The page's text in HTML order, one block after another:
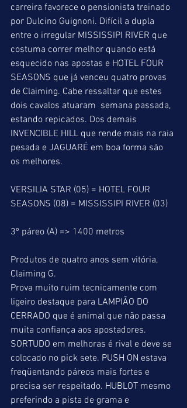
carreira favorece o pensionista treinado
por Dulcino Guignoni. Difícil a dupla
entre o irregular MISSISSIPI RIVER que
costuma correr melhor quando está
esquecido nas apostas e HOTEL FOUR
SEASONS que já venceu quatro provas
de Claiming. Cabe ressaltar que estes
dois cavalos atuaram  semana passada,
estando repicados. Dos demais
INVENCIBLE HILL que rende mais na raia
pesada e JAGUARÉ em boa forma são
os melhores.
VERSILIA STAR (05) = HOTEL FOUR
SEASONS (08) = MISSISSIPI RIVER (03)
3º páreo (A) => 1400 metros
Produtos de quatro anos sem vitória,
Claiming G.
Prova muito ruim tecnicamente com
ligeiro destaque para LAMPIÃO DO
CERRADO que é animal que não passa
muita confiança aos apostadores.
SORTUDO em melhoras é rival e deve se
colocado no pick sete. PUSH ON estava
freqüentando páreos mais fortes e
precisa ser respeitado. HUBLOT mesmo
preferindo a pista de grama e